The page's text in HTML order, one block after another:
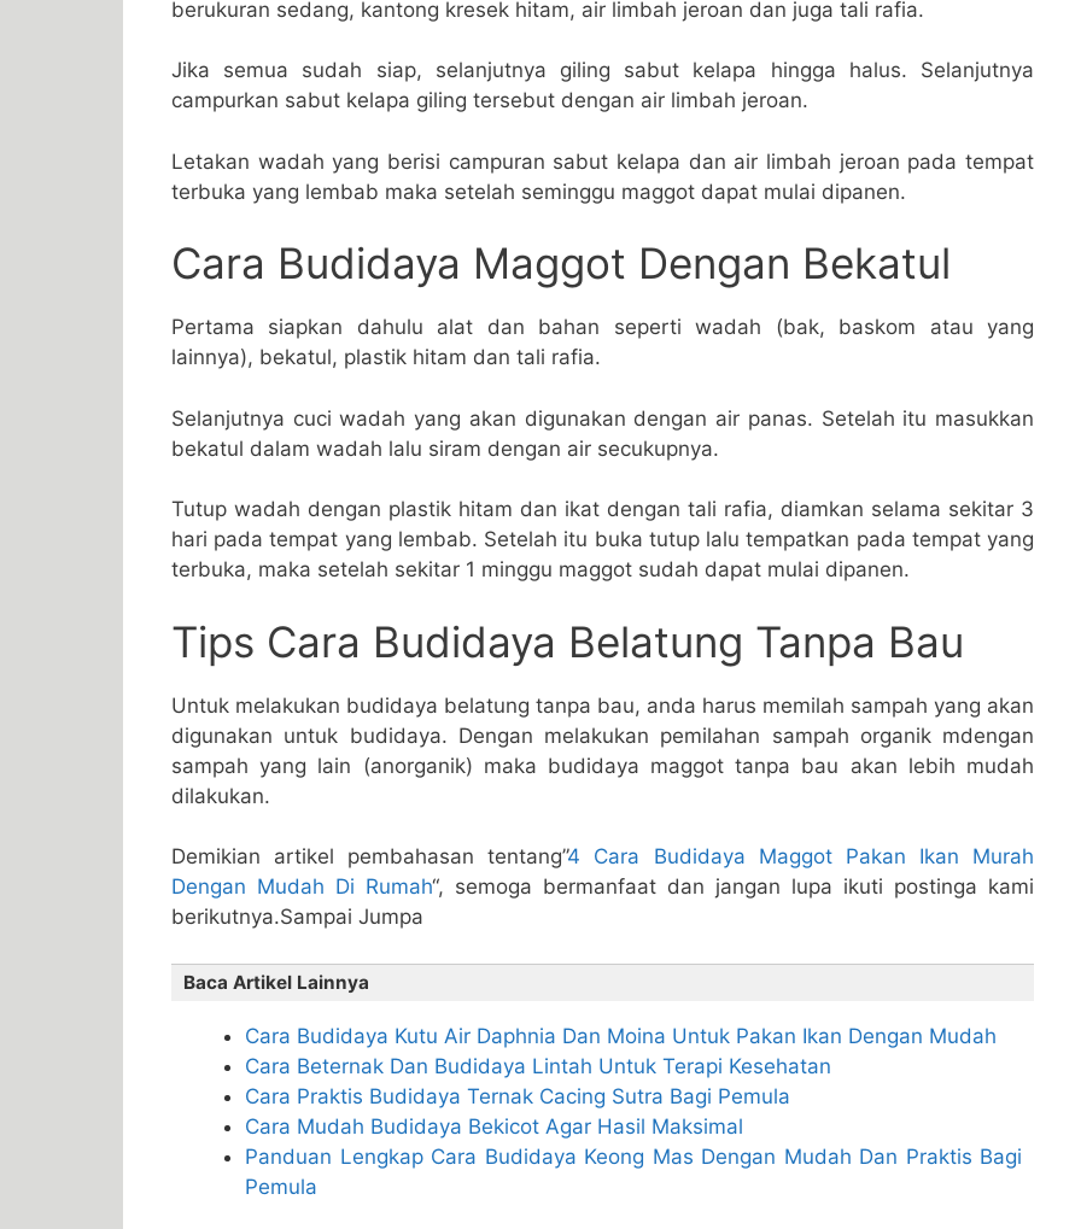
berukuran sedang, kantong kresek hitam, air limbah jeroan dan juga tali rafia.
Jika semua sudah siap, selanjutnya giling sabut kelapa hingga halus. Selanjutnya
campurkan sabut kelapa giling tersebut dengan air limbah jeroan.
Letakan wadah yang berisi campuran sabut kelapa dan air limbah jeroan pada tempat
terbuka yang lembab maka setelah seminggu maggot dapat mulai dipanen.
Cara Budidaya Maggot Dengan Bekatul
Pertama siapkan dahulu alat dan bahan seperti wadah (bak, baskom atau yang
lainnya), bekatul, plastik hitam dan tali rafia.
Selanjutnya cuci wadah yang akan digunakan dengan air panas. Setelah itu masukkan
bekatul dalam wadah lalu siram dengan air secukupnya.
Tutup wadah dengan plastik hitam dan ikat dengan tali rafia, diamkan selama sekitar 3
hari pada tempat yang lembab. Setelah itu buka tutup lalu tempatkan pada tempat yang
terbuka, maka setelah sekitar 1 minggu maggot sudah dapat mulai dipanen.
Tips Cara Budidaya Belatung Tanpa Bau
Untuk melakukan budidaya belatung tanpa bau, anda harus memilah sampah yang akan
digunakan untuk budidaya. Dengan melakukan pemilahan sampah organik mdengan
sampah yang lain (anorganik) maka budidaya maggot tanpa bau akan lebih mudah
dilakukan.
Demikian artikel pembahasan tentang”4 Cara Budidaya Maggot Pakan Ikan Murah
Dengan Mudah Di Rumah“, semoga bermanfaat dan jangan lupa ikuti postinga kami
berikutnya.Sampai Jumpa
Baca Artikel Lainnya
Cara Budidaya Kutu Air Daphnia Dan Moina Untuk Pakan Ikan Dengan Mudah
Cara Beternak Dan Budidaya Lintah Untuk Terapi Kesehatan
Cara Praktis Budidaya Ternak Cacing Sutra Bagi Pemula
Cara Mudah Budidaya Bekicot Agar Hasil Maksimal
Panduan Lengkap Cara Budidaya Keong Mas Dengan Mudah Dan Praktis Bagi
Pemula